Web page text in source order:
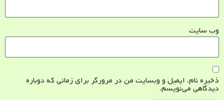
وب‌ سایت
ذخیره نام، ایمیل و وبسایت من در مرورگر برای زمانی که دوباره
دیدگاهی می‌نویسم.